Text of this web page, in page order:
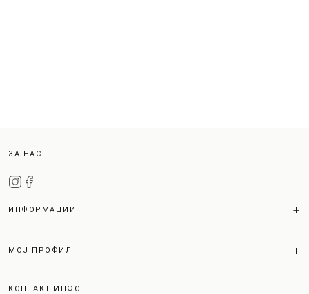
ЗА НАС
ИНФОРМАЦИИ
МОЈ ПРОФИЛ
КОНТАКТ ИНФО